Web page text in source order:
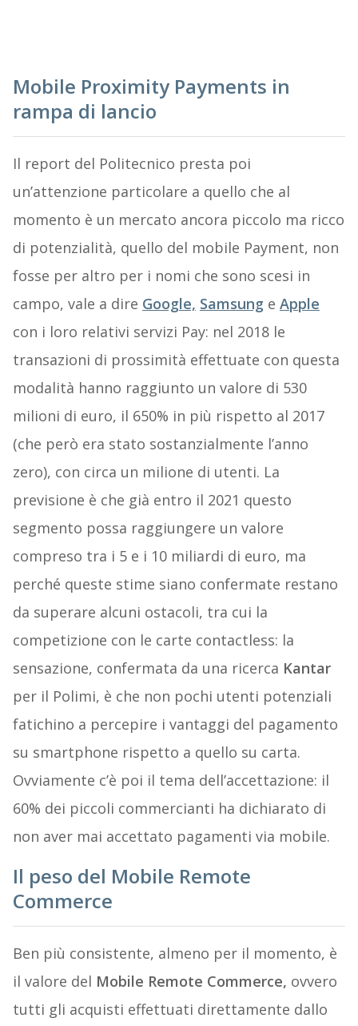
Mobile Proximity Payments in
rampa di lancio
Il report del Politecnico presta poi
un’attenzione particolare a quello che al
momento è un mercato ancora piccolo ma ricco
di potenzialità, quello del mobile Payment, non
fosse per altro per i nomi che sono scesi in
campo, vale a dire Google, Samsung e Apple
con i loro relativi servizi Pay: nel 2018 le
transazioni di prossimità effettuate con questa
modalità hanno raggiunto un valore di 530
milioni di euro, il 650% in più rispetto al 2017
(che però era stato sostanzialmente l’anno
zero), con circa un milione di utenti. La
previsione è che già entro il 2021 questo
segmento possa raggiungere un valore
compreso tra i 5 e i 10 miliardi di euro, ma
perché queste stime siano confermate restano
da superare alcuni ostacoli, tra cui la
competizione con le carte contactless: la
sensazione, confermata da una ricerca Kantar
per il Polimi, è che non pochi utenti potenziali
fatichino a percepire i vantaggi del pagamento
su smartphone rispetto a quello su carta.
Ovviamente c’è poi il tema dell’accettazione: il
60% dei piccoli commercianti ha dichiarato di
non aver mai accettato pagamenti via mobile.
Il peso del Mobile Remote
Commerce
Ben più consistente, almeno per il momento, è
il valore del Mobile Remote Commerce, ovvero
tutti gli acquisti effettuati direttamente dallo